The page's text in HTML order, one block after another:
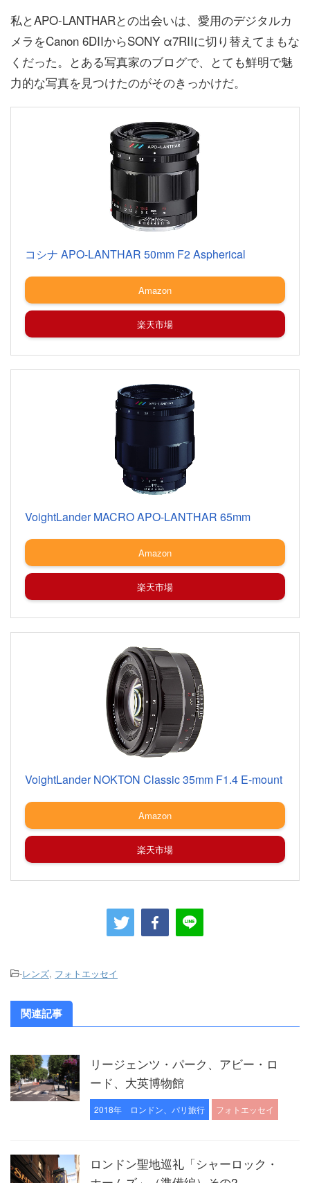
私とAPO-LANTHARとの出会いは、愛用のデジタルカ
メラをCanon 6DIIからSONY α7RIIに切り替えてまもな
くだった。とある写真家のブログで、とても鮮明で魅
力的な写真を見つけたのがそのきっかけだ。
コシナ APO-LANTHAR 50mm F2 Aspherical
Amazon
楽天市場
VoightLander MACRO APO-LANTHAR 65mm
Amazon
楽天市場
VoightLander NOKTON Classic 35mm F1.4 E-mount
Amazon
楽天市場
-レンズ, フォトエッセイ
関連記事
リージェンツ・パーク、アビー・ロ
ード、大英博物館
2018年 ロンドン、パリ旅行 フォトエッセイ
ロンドン聖地巡礼「シャーロック・